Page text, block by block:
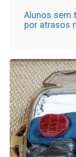
Alunos sem
por atrasos